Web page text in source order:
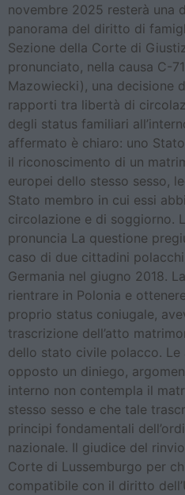
novembre 2025 resterà una
panorama del diritto di
Sezione della Corte di
pronunciato, nella causa C-
Mazowiecki), una decisione
rapporti tra libertà di
degli status familiari
affermato è chiaro: uno
il riconoscimento di un
europei dello stesso sesso,
Stato membro in cui essi
circolazione e di soggiorno.
pronuncia La questione
caso di due cittadini
Germania nel giugno 2018.
rientrare in Polonia e
proprio status coniugale,
trascrizione dell’atto
dello stato civile polacco.
opposto un diniego,
interno non contempla il
stesso sesso e che tale
principi fondamentali
nazionale. Il giudice del
Corte di Lussemburgo per
compatibile con il diritto